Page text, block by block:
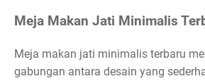
Meja Makan Jati Minimalis
Meja makan jati minimalis terbaru
gabungan antara desain yang